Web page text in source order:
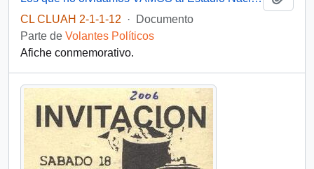
CL CLUAH 2-1-1-12
·
Documento
Parte de Volantes Políticos
Afiche conmemorativo.